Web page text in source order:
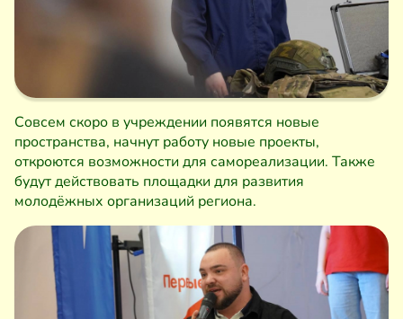
Совсем скоро в учреждении появятся новые
пространства, начнут работу новые проекты,
откроются возможности для самореализации. Также
будут действовать площадки для развития
молодёжных организаций региона.